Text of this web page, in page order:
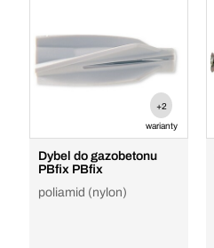
+2
warianty
Dybel do gazobetonu
PBfix PBfix
poliamid (nylon)